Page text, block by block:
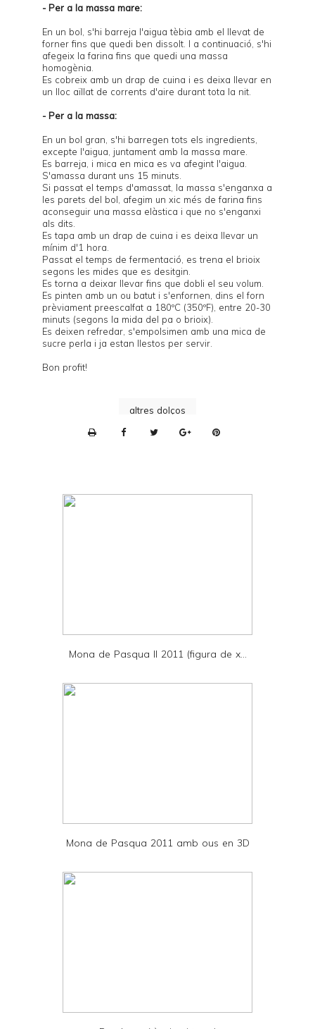
- Per a la massa mare:
En un bol, s'hi barreja l'aigua tèbia amb el llevat de
forner fins que quedi ben dissolt. I a continuació, s'hi
afegeix la farina fins que quedi una massa
homogènia.
Es cobreix amb un drap de cuina i es deixa llevar en
un lloc aïllat de corrents d'aire durant tota la nit.
- Per a la massa:
En un bol gran, s'hi barregen tots els ingredients,
excepte l'aigua, juntament amb la massa mare.
Es barreja, i mica en mica es va afegint l'aigua.
S'amassa durant uns 15 minuts.
Si passat el temps d'amassat, la massa s'enganxa a
les parets del bol, afegim un xic més de farina fins
aconseguir una massa elàstica i que no s'enganxi
als dits.
Es tapa amb un drap de cuina i es deixa llevar un
mínim d'1 hora.
Passat el temps de fermentació, es trena el brioix
segons les mides que es desitgin.
Es torna a deixar llevar fins que dobli el seu volum.
Es pinten amb un ou batut i s'enfornen, dins el forn
prèviament preescalfat a 180ºC (350ºF), entre 20-30
minuts (segons la mida del pa o brioix).
Es deixen refredar, s'empolsimen amb una mica de
sucre perla i ja estan llestos per servir.
Bon profit!
altres dolços
n
d
Mona de Pasqua II 2011 (figura de x...
Mona de Pasqua 2011 amb ous en 3D